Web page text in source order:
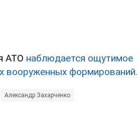
АТО наблюдается ощутимое
вооруженных формирований.
Александр Захарченко